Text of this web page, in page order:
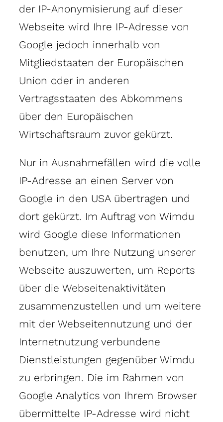
der IP-Anonymisierung auf dieser
Webseite wird Ihre IP-Adresse von
Google jedoch innerhalb von
Mitgliedstaaten der Europäischen
Union oder in anderen
Vertragsstaaten des Abkommens
über den Europäischen
Wirtschaftsraum zuvor gekürzt.
Nur in Ausnahmefällen wird die volle
IP-Adresse an einen Server von
Google in den USA übertragen und
dort gekürzt. Im Auftrag von Wimdu
wird Google diese Informationen
benutzen, um Ihre Nutzung unserer
Webseite auszuwerten, um Reports
über die Webseitenaktivitäten
zusammenzustellen und um weitere
mit der Webseitennutzung und der
Internetnutzung verbundene
Dienstleistungen gegenüber Wimdu
zu erbringen. Die im Rahmen von
Google Analytics von Ihrem Browser
übermittelte IP-Adresse wird nicht